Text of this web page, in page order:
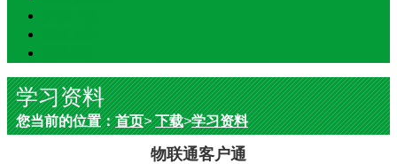
学习资料
您当前的位置：首页> 下载>学习资料
物联通客户通